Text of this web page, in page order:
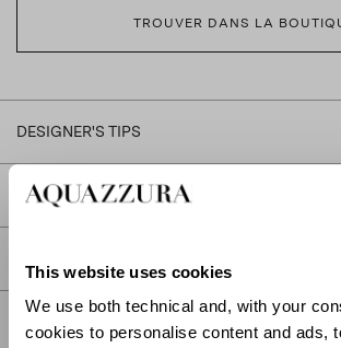
This website uses cookies
We use both technical and, with your
cookies to personalise content and ads,
TROUVER DANS LA
DESIGNER'S TIPS
DESCRIPTION